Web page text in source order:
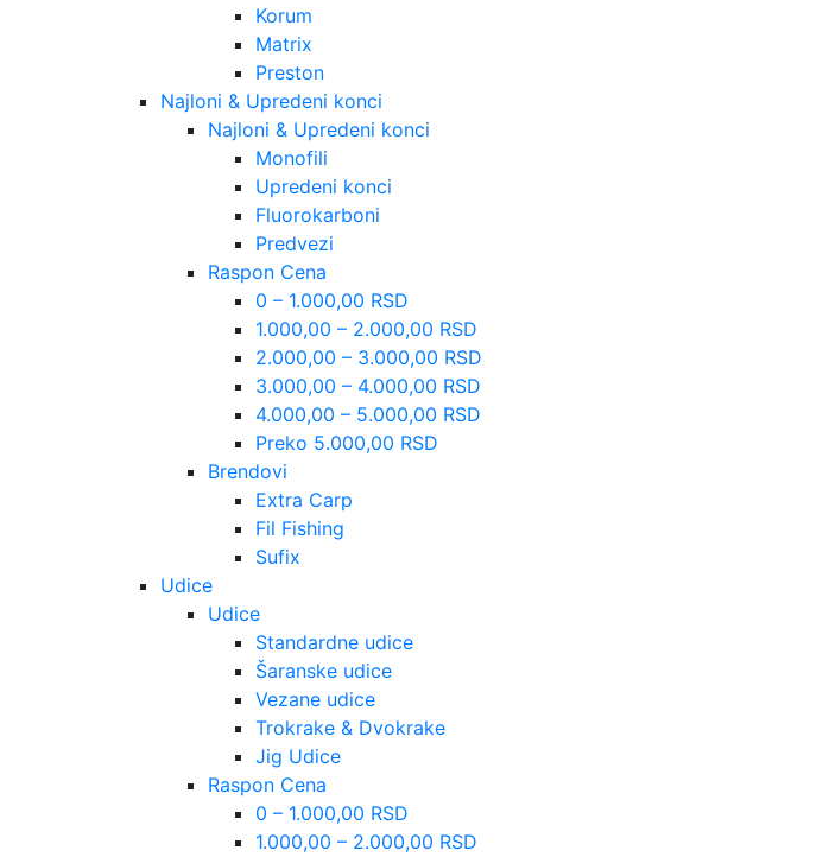
Korum
Matrix
Preston
Najloni & Upredeni konci
Najloni & Upredeni konci
Monofili
Upredeni konci
Fluorokarboni
Predvezi
Raspon Cena
0 – 1.000,00 RSD
1.000,00 – 2.000,00 RSD
2.000,00 – 3.000,00 RSD
3.000,00 – 4.000,00 RSD
4.000,00 – 5.000,00 RSD
Preko 5.000,00 RSD
Brendovi
Extra Carp
Fil Fishing
Sufix
Udice
Udice
Standardne udice
Šaranske udice
Vezane udice
Trokrake & Dvokrake
Jig Udice
Raspon Cena
0 – 1.000,00 RSD
1.000,00 – 2.000,00 RSD